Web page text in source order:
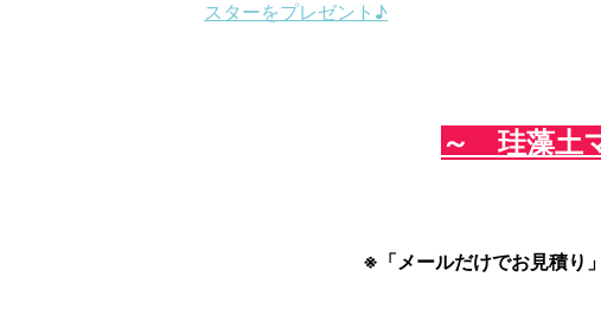
スターをプレゼント♪
～ 珪藻土
※「メールだけでお見積り